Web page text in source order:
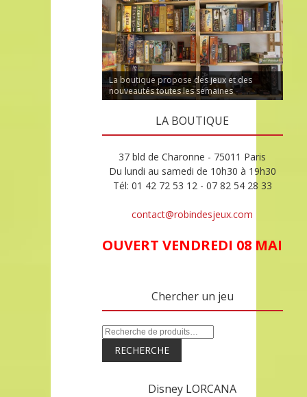
La boutique propose des jeux et des
nouveautés toutes les semaines
LA BOUTIQUE
37 bld de Charonne - 75011 Paris
Du lundi au samedi de 10h30 à 19h30
Tél: 01 42 72 53 12 - 07 82 54 28 33
contact@robindesjeux.com
OUVERT VENDREDI 08 MAI
Chercher un jeu
RECHERCHE
Disney LORCANA